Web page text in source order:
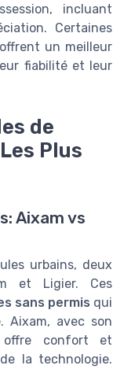
incluant
Certaines
offrent un meilleur
fiabilité et leur
de
Plus
Aixam vs
urbains, deux
et Ligier. Ces
sans permis qui
Aixam, avec son
offre confort et
la technologie.